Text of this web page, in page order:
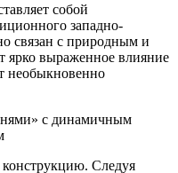
собой
западно-
связан с природным и
ярко выраженное влияние
необыкновенно
Следуя